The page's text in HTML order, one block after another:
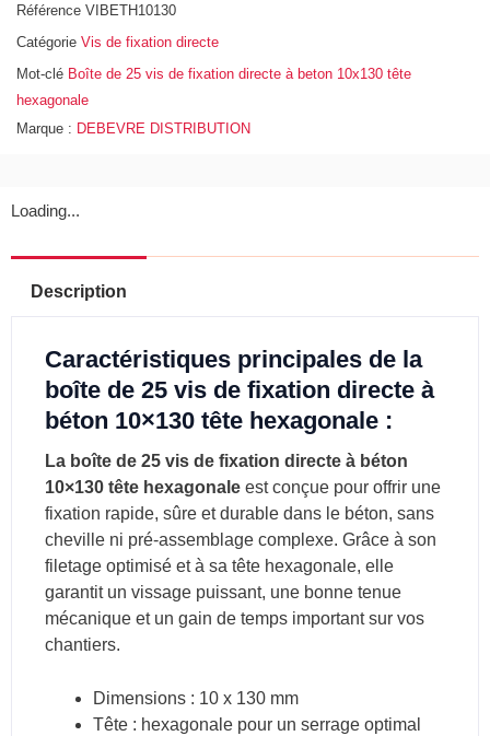
vis
de
fixation
directe
à
tête
Référence VIBETH10130
Catégorie Vis de fixation directe
Mot-clé Boîte de 25 vis de fixation directe à beton 10x130 tête
hexagonale
Marque : DEBEVRE DISTRIBUTION
Loading...
Description
Caractéristiques principales de la
boîte de 25 vis de fixation directe à
béton 10×130 tête hexagonale :
La boîte de 25 vis de fixation directe à béton
10×130 tête hexagonale est conçue pour offrir une
fixation rapide, sûre et durable dans le béton, sans
cheville ni pré-assemblage complexe. Grâce à son
filetage optimisé et à sa tête hexagonale, elle
garantit un vissage puissant, une bonne tenue
mécanique et un gain de temps important sur vos
chantiers.
Dimensions : 10 x 130 mm
Tête : hexagonale pour un serrage optimal